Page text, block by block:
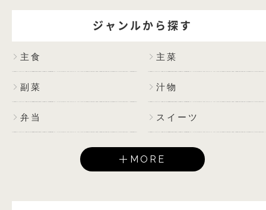
ジャンルから探す
主食 主菜
副菜 汁物
弁当 スイーツ
MORE